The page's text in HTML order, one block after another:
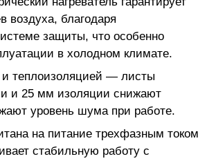
воздуха, благодаря
защиты, что особенно
в холодном климате.
и теплоизоляцией — листы
и 25 мм изоляции снижают
уровень шума при работе.
на питание трехфазным током
стабильную работу с